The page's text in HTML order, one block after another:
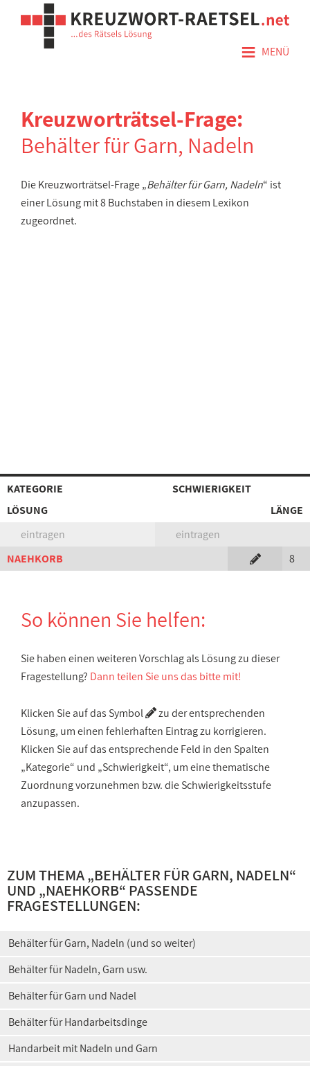
≡ MENÜ
Kreuzworträtsel-Frage:
Behälter für Garn, Nadeln
Die Kreuzworträtsel-Frage „Behälter für Garn, Nadeln“ ist
einer Lösung mit 8 Buchstaben in diesem Lexikon
zugeordnet.
KATEGORIE
SCHWIERIGKEIT
LÖSUNG
LÄNGE
eintragen
eintragen
NAEHKORB
8
So können Sie helfen:
Sie haben einen weiteren Vorschlag als Lösung zu dieser
Fragestellung? Dann teilen Sie uns das bitte mit!
Klicken Sie auf das Symbol
zu der entsprechenden
Lösung, um einen fehlerhaften Eintrag zu korrigieren.
Klicken Sie auf das entsprechende Feld in den Spalten
„Kategorie“ und „Schwierigkeit“, um eine thematische
Zuordnung vorzunehmen bzw. die Schwierigkeitsstufe
anzupassen.
ZUM THEMA „BEHÄLTER FÜR GARN, NADELN“
UND „NAEHKORB“ PASSENDE
FRAGESTELLUNGEN:
Behälter für Garn, Nadeln (und so weiter)
Behälter für Nadeln, Garn usw.
Behälter für Garn und Nadel
Behälter für Handarbeitsdinge
Handarbeit mit Nadeln und Garn